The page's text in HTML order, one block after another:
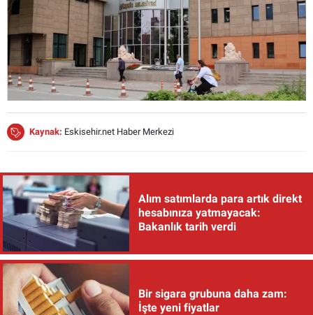
Kaynak: Eskisehir.net Haber Merkezi
Alım satımlarda para artık direkt
hesabınıza yatmayacak:
Bakanlık tarih verdi
Bir sigara grubuna daha zam:
İşte yeni fiyatlar